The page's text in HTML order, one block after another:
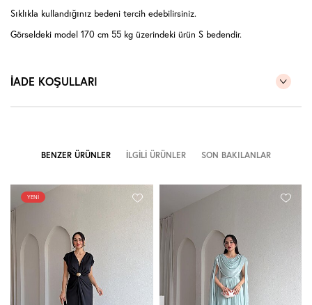
Sıklıkla kullandığınız bedeni tercih edebilirsiniz.
Görseldeki model 170 cm 55 kg üzerindeki ürün S bedendir.
İADE KOŞULLARI
BENZER ÜRÜNLER İLGILI ÜRÜNLER SON BAKILANLAR
YENI